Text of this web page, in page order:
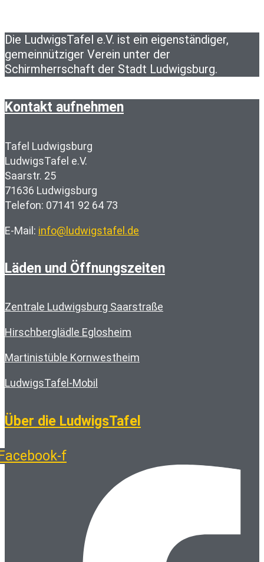
Die LudwigsTafel e.V. ist ein eigenständiger,
gemeinnütziger Verein unter der
Schirmherrschaft der Stadt Ludwigsburg.
Kontakt aufnehmen
Tafel Ludwigsburg
LudwigsTafel e.V.
Saarstr. 25
71636 Ludwigsburg
Telefon: 07141 92 64 73
E-Mail: info@ludwigstafel.de
Läden und Öffnungszeiten
Zentrale Ludwigsburg Saarstraße
Hirschberglädle Eglosheim
Martinistüble Kornwestheim
LudwigsTafel-Mobil
Über die LudwigsTafel
f